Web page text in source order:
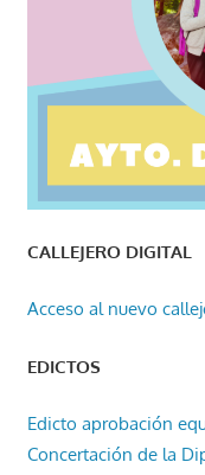
CALLEJERO DIGITAL
Acceso al nuevo
EDICTOS
Edicto aprobación
Concertación de la